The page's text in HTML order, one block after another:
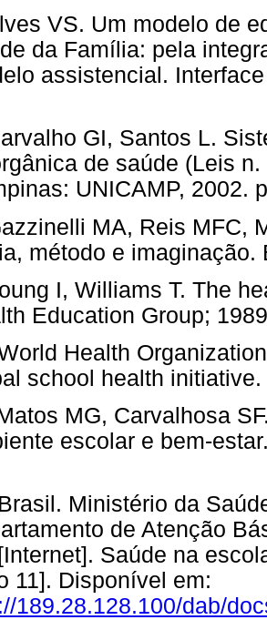
VS. Um modelo de
da Família: pela
assistencial.
GI, Santos L.
de saúde (Leis
UNICAMP, 2002.
MA, Reis MFC,
método e imaginação.
I, Williams T. The
Education Group;
Health
school health
MG, Carvalhosa
escolar e bem-
Ministério da
de Atenção
Saúde na
11]. Disponível em:
189.28.128.100/dab/